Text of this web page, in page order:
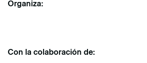
Organiza:
Con la colaboración de: